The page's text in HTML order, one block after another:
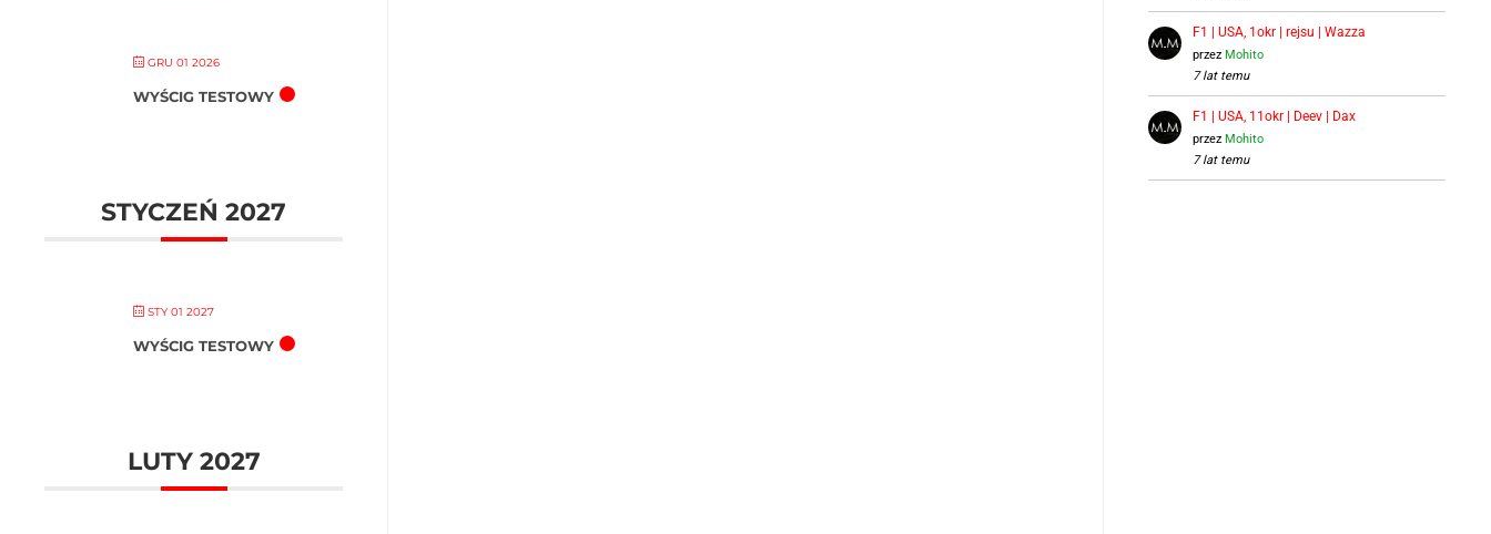
GRU 01 2026
WYŚCIG TESTOWY
STYCZEŃ 2027
STY 01 2027
WYŚCIG TESTOWY
LUTY 2027
F1 | USA, 1okr | rejsu | Wazza
przezMohito
7 lat temu
F1 | USA, 11okr | Deev | Dax
przezMohito
7 lat temu